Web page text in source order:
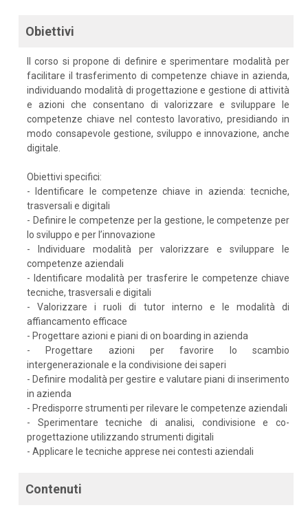
Obiettivi
Il corso si propone di definire e sperimentare modalità per
facilitare il trasferimento di competenze chiave in azienda,
individuando modalità di progettazione e gestione di attività
e azioni che consentano di valorizzare e sviluppare le
competenze chiave nel contesto lavorativo, presidiando in
modo consapevole gestione, sviluppo e innovazione, anche
digitale.
Obiettivi specifici:
- Identificare le competenze chiave in azienda: tecniche,
trasversali e digitali
- Definire le competenze per la gestione, le competenze per
lo sviluppo e per l’innovazione
- Individuare modalità per valorizzare e sviluppare le
competenze aziendali
- Identificare modalità per trasferire le competenze chiave
tecniche, trasversali e digitali
- Valorizzare i ruoli di tutor interno e le modalità di
affiancamento efficace
- Progettare azioni e piani di on boarding in azienda
- Progettare azioni per favorire lo scambio
intergenerazionale e la condivisione dei saperi
- Definire modalità per gestire e valutare piani di inserimento
in azienda
- Predisporre strumenti per rilevare le competenze aziendali
- Sperimentare tecniche di analisi, condivisione e co-
progettazione utilizzando strumenti digitali
- Applicare le tecniche apprese nei contesti aziendali
Contenuti